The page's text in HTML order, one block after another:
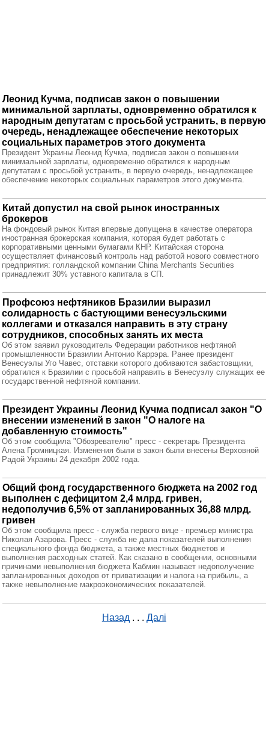
Леонид Кучма, подписав закон о повышении
минимальной зарплаты, одновременно обратился к
народным депутатам с просьбой устранить, в первую
очередь, ненадлежащее обеспечение некоторых
социальных параметров этого документа
Президент Украины Леонид Кучма, подписав закон о повышении
минимальной зарплаты, одновременно обратился к народным
депутатам с просьбой устранить, в первую очередь, ненадлежащее
обеспечение некоторых социальных параметров этого документа.
Китай допустил на свой рынок иностранных
брокеров
На фондовый рынок Китая впервые допущена в качестве оператора
иностранная брокерская компания, которая будет работать с
корпоративными ценными бумагами КНР. Kитайская сторона
осуществляет финансовый контроль над работой нового совместного
предприятия: голландской компании China Merchants Securities
принадлежит 30% уставного капитала в СП.
Профсоюз нефтяников Бразилии выразил
солидарность с бастующими венесуэльскими
коллегами и отказался направить в эту страну
сотрудников, способных занять их места
Об этом заявил руководитель Федерации работников нефтяной
промышленности Бразилии Антонио Каррэра. Ранее президент
Венесуэлы Уго Чавес, отставки которого добиваются забастовщики,
обратился к Бразилии с просьбой направить в Венесуэлу служащих ее
государственной нефтяной компании.
Президент Украины Леонид Кучма подписал закон "О
внесении изменений в закон "О налоге на
добавленную стоимость"
Об этом сообщила "Обозревателю" пресс - секретарь Президента
Алена Громницкая. Изменения были в закон были внесены Верховной
Радой Украины 24 декабря 2002 года.
Общий фонд государственного бюджета на 2002 год
выполнен с дефицитом 2,4 млрд. гривен,
недополучив 6,5% от запланированных 36,88 млрд.
гривен
Об этом сообщила пресс - служба первого вице - премьер министра
Николая Азарова. Пресс - служба не дала показателей выполнения
специального фонда бюджета, а также местных бюджетов и
выполнения расходных статей. Как сказано в сообщении, основными
причинами невыполнения бюджета Кабмин называет недополучение
запланированных доходов от приватизации и налога на прибыль, а
также невыполнение макроэкономических показателей.
Назад . . . Далі